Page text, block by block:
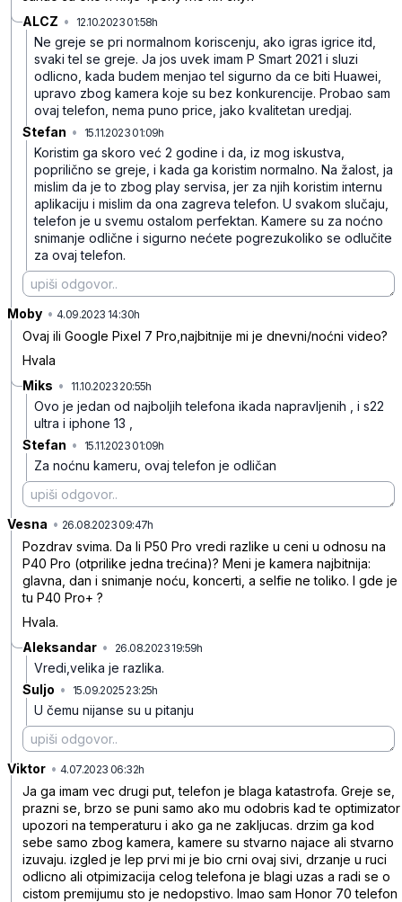
ALCZ • 12.10.2023 01:58h
Ne greje se pri normalnom koriscenju, ako igras igrice itd,
svaki tel se greje. Ja jos uvek imam P Smart 2021 i sluzi
odlicno, kada budem menjao tel sigurno da ce biti Huawei,
upravo zbog kamera koje su bez konkurencije. Probao sam
ovaj telefon, nema puno price, jako kvalitetan uredjaj.
Stefan • 15.11.2023 01:09h
Koristim ga skoro već 2 godine i da, iz mog iskustva,
poprilično se greje, i kada ga koristim normalno. Na žalost, ja
mislim da je to zbog play servisa, jer za njih koristim internu
aplikaciju i mislim da ona zagreva telefon. U svakom slučaju,
telefon je u svemu ostalom perfektan. Kamere su za noćno
snimanje odlične i sigurno nećete pogrezukoliko se odlučite
za ovaj telefon.
Moby • 4.09.2023 14:30h
Ovaj ili Google Pixel 7 Pro,najbitnije mi je dnevni/noćni video?
Hvala
Miks • 11.10.2023 20:55h
Ovo je jedan od najboljih telefona ikada napravljenih , i s22
ultra i iphone 13 ,
Stefan • 15.11.2023 01:09h
Za noćnu kameru, ovaj telefon je odličan
Vesna • 26.08.2023 09:47h
Pozdrav svima. Da li P50 Pro vredi razlike u ceni u odnosu na
P40 Pro (otprilike jedna trećina)? Meni je kamera najbitnija:
glavna, dan i snimanje noću, koncerti, a selfie ne toliko. I gde je
tu P40 Pro+ ?
Hvala.
Aleksandar • 26.08.2023 19:59h
Vredi,velika je razlika.
Suljo • 15.09.2025 23:25h
U čemu nijanse su u pitanju
Viktor • 4.07.2023 06:32h
Ja ga imam vec drugi put, telefon je blaga katastrofa. Greje se,
prazni se, brzo se puni samo ako mu odobris kad te optimizator
upozori na temperaturu i ako ga ne zakljucas. drzim ga kod
sebe samo zbog kamera, kamere su stvarno najace ali stvarno
izuvaju. izgled je lep prvi mi je bio crni ovaj sivi, drzanje u ruci
odlicno ali otpimizacija celog telefona je blagi uzas a radi se o
cistom premijumu sto je nedopstivo. Imao sam Honor 70 telefon